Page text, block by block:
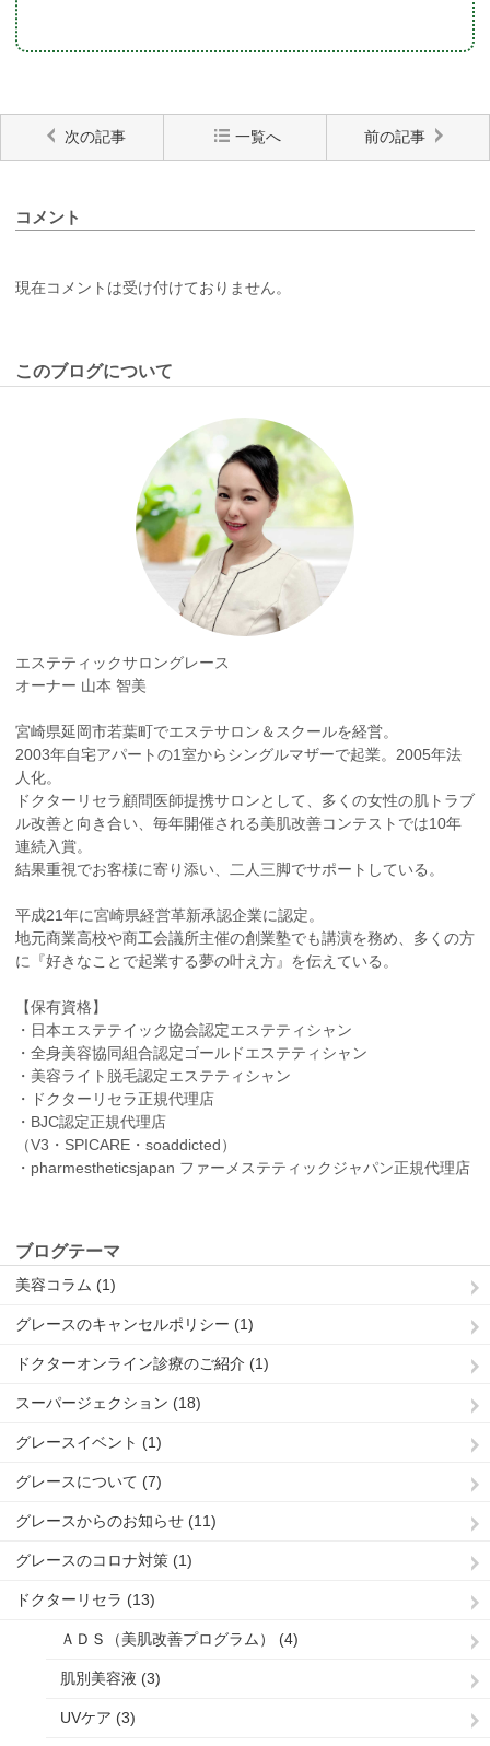
次の記事 一覧へ 前の記事
コメント
現在コメントは受け付けておりません。
このブログについて
エステティックサロングレース
オーナー 山本 智美
宮崎県延岡市若葉町でエステサロン＆スクールを経営。
2003年自宅アパートの1室からシングルマザーで起業。2005年法
人化。
ドクターリセラ顧問医師提携サロンとして、多くの女性の肌トラブ
ル改善と向き合い、毎年開催される美肌改善コンテストでは10年
連続入賞。
結果重視でお客様に寄り添い、二人三脚でサポートしている。
平成21年に宮崎県経営革新承認企業に認定。
地元商業高校や商工会議所主催の創業塾でも講演を務め、多くの方
に『好きなことで起業する夢の叶え方』を伝えている。
【保有資格】
・日本エステテイック協会認定エステティシャン
・全身美容協同組合認定ゴールドエステティシャン
・美容ライト脱毛認定エステティシャン
・ドクターリセラ正規代理店
・BJC認定正規代理店
（V3・SPICARE・soaddicted）
・pharmestheticsjapan ファーメステティックジャパン正規代理店
ブログテーマ
美容コラム (1)
グレースのキャンセルポリシー (1)
ドクターオンライン診療のご紹介 (1)
スーパージェクション (18)
グレースイベント (1)
グレースについて (7)
グレースからのお知らせ (11)
グレースのコロナ対策 (1)
ドクターリセラ (13)
ＡＤＳ（美肌改善プログラム） (4)
肌別美容液 (3)
UVケア (3)